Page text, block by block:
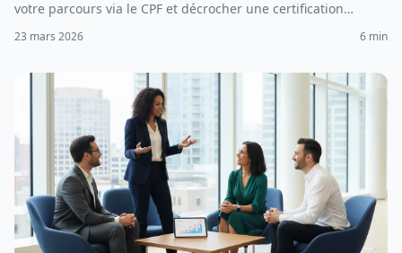
votre parcours via le CPF et décrocher une certification
reconnue par les employeurs.
23 mars 2026 6 min